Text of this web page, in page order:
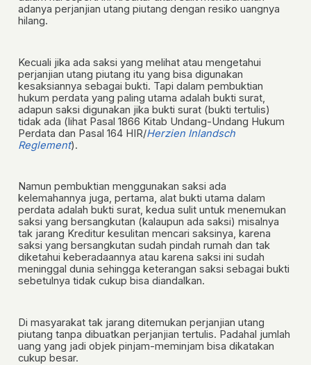
adanya perjanjian utang piutang dengan resiko uangnya
hilang.
Kecuali jika ada saksi yang melihat atau mengetahui
perjanjian utang piutang itu yang bisa digunakan
kesaksiannya sebagai bukti. Tapi dalam pembuktian
hukum perdata yang paling utama adalah bukti surat,
adapun saksi digunakan jika bukti surat (bukti tertulis)
tidak ada (lihat Pasal 1866 Kitab Undang-Undang Hukum
Perdata dan Pasal 164 HIR/Herzien Inlandsch
Reglement).
Namun pembuktian menggunakan saksi ada
kelemahannya juga, pertama, alat bukti utama dalam
perdata adalah bukti surat, kedua sulit untuk menemukan
saksi yang bersangkutan (kalaupun ada saksi) misalnya
tak jarang Kreditur kesulitan mencari saksinya, karena
saksi yang bersangkutan sudah pindah rumah dan tak
diketahui keberadaannya atau karena saksi ini sudah
meninggal dunia sehingga keterangan saksi sebagai bukti
sebetulnya tidak cukup bisa diandalkan.
Di masyarakat tak jarang ditemukan perjanjian utang
piutang tanpa dibuatkan perjanjian tertulis. Padahal jumlah
uang yang jadi objek pinjam-meminjam bisa dikatakan
cukup besar.